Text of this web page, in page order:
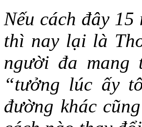
Nếu cách đây
thì nay lại là
người đa mang
“tưởng lúc ấy
đường khác